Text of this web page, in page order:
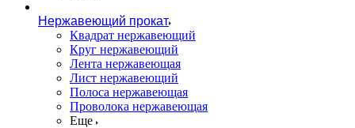
Нержавеющий прокат
Квадрат нержавеющий
Круг нержавеющий
Лента нержавеющая
Лист нержавеющий
Полоса нержавеющая
Проволока нержавеющая
Еще